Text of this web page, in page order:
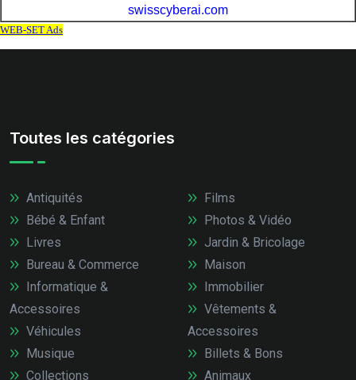
Toutes les catégories
Antiquités
Bébé & Enfant
Livres
Bureau & Commerce
Informatique &
Accessoires
Véhicules
Films
Photos & Vidéo
Jardin & Bricolage
Maison
Immobilier
Vêtements &
Accessoires
Musique
Collections
Billets & Bons
Animaux